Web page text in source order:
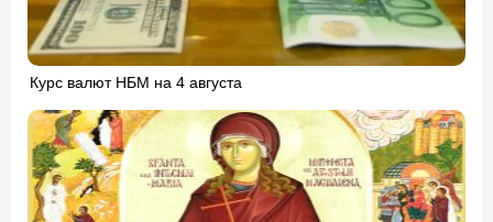
Курс валют НБМ на 4 августа